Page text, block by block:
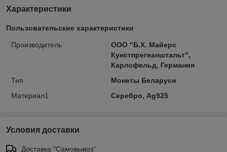
Характеристики
Пользовательские характеристики
Производитель
ООО "Б.Х. Майерс
Кунстпрегеанштальт",
Карлсфельд, Германия
Тип
Монеты Беларуси
Материал1
Серебро, Ag925
Условия доставки
Доставка "Самовывоз"